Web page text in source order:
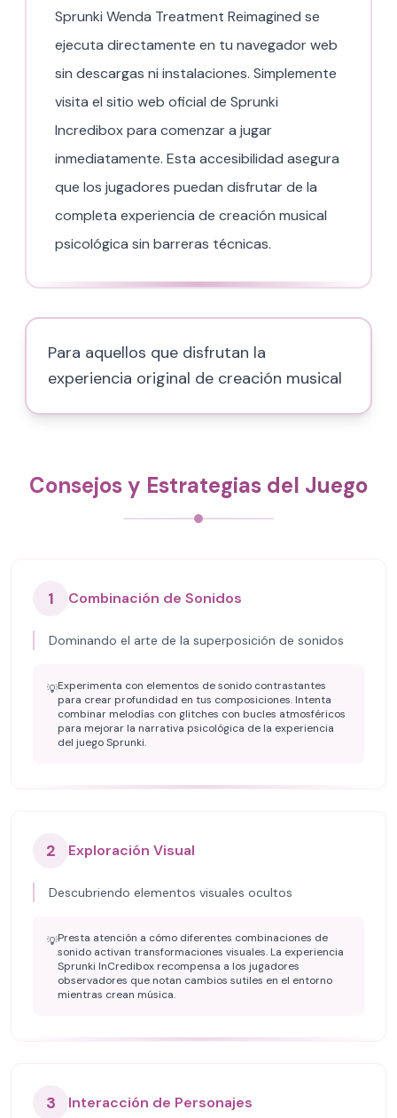
Sprunki Wenda Treatment Reimagined se
ejecuta directamente en tu navegador web
sin descargas ni instalaciones. Simplemente
visita el sitio web oficial de Sprunki
Incredibox para comenzar a jugar
inmediatamente. Esta accesibilidad asegura
que los jugadores puedan disfrutar de la
completa experiencia de creación musical
psicológica sin barreras técnicas.
Para aquellos que disfrutan la
experiencia original de creación musical
Consejos y Estrategias del Juego
1 Combinación de Sonidos
Dominando el arte de la superposición de sonidos
💡Experimenta con elementos de sonido contrastantes
para crear profundidad en tus composiciones. Intenta
combinar melodías con glitches con bucles atmosféricos
para mejorar la narrativa psicológica de la experiencia
del juego Sprunki.
2 Exploración Visual
Descubriendo elementos visuales ocultos
💡Presta atención a cómo diferentes combinaciones de
sonido activan transformaciones visuales. La experiencia
Sprunki InCredibox recompensa a los jugadores
observadores que notan cambios sutiles en el entorno
mientras crean música.
3 Interacción de Personajes